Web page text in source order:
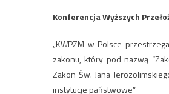
Konferencja Wyższych
„KWPZM w Polsce
zakonu, który pod nazwą
Zakon Św. Jana
instytucje państwowe”